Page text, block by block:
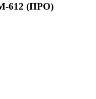
612 (ПРО)